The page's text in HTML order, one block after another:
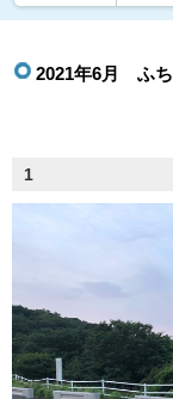
2021年6月 ふ
1